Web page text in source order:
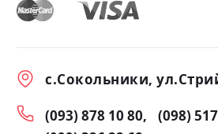
с.Сокольники,
(093) 878 10 80
(098)